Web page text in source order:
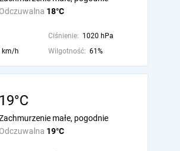
Odczuwalna 18°C
Ciśnienie: 1020 hPa
km/h Wilgotność: 61%
19°C
Odczuwalna 19°C
małe, pogodnie